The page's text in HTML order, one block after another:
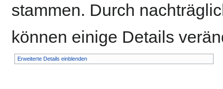
stammen. Durch
können einige Details
Erweiterte Details einblenden